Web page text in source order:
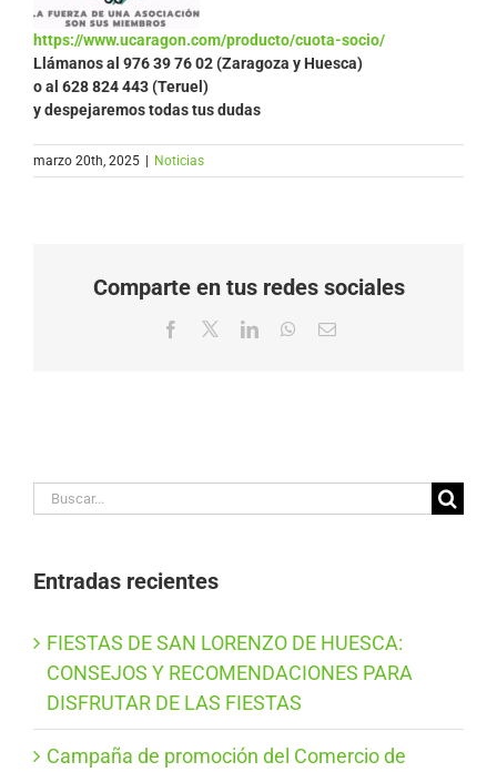
https://www.ucaragon.com/producto/cuota-socio/
Llámanos al 976 39 76 02 (Zaragoza y Huesca)
o al 628 824 443 (Teruel)
y despejaremos todas tus dudas
marzo 20th, 2025 | Noticias
Comparte en tus redes sociales
Facebook
X LinkedInWhatsApp
Correo
Buscar:
Entradas recientes
FIESTAS DE SAN LORENZO DE HUESCA:
CONSEJOS Y RECOMENDACIONES PARA
DISFRUTAR DE LAS FIESTAS
Campaña de promoción del Comercio de